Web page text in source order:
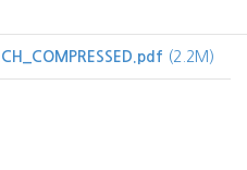
(2.2M)